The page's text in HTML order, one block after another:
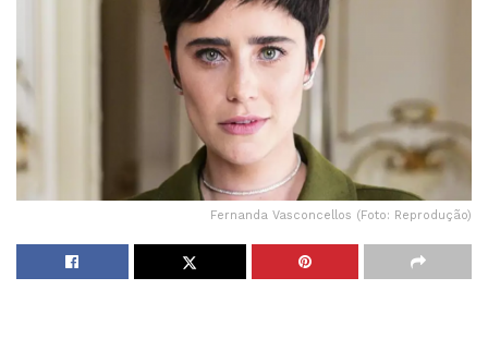
Fernanda Vasconcellos (Foto: Reprodução)